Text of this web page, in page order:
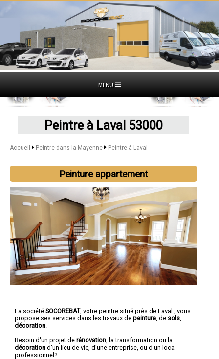
MENU
Peintre à Laval 53000
Accueil Peintre dans la Mayenne Peintre à Laval
Peinture appartement
La société SOCOREBAT, votre peintre situé près de Laval , vous
propose ses services dans les travaux de peinture , de sols
décoration
Besoin d'un projet de rénovation , la transformation ou la
décoration d'un lieu de vie, d'une entreprise, ou d'un local
professionnel?